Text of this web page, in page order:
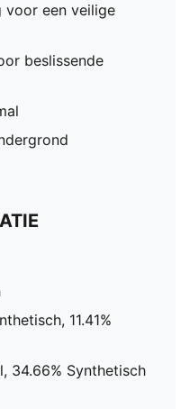
een veilige
beslissende
11.41%
34.66% Synthetisch